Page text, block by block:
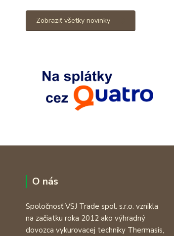
Zobraziť všetky novinky
O nás
Spoločnosť VSJ Trade spol. s.r.o. vznikla
na začiatku roka 2012 ako výhradný
dovozca vykurovacej techniky Thermasis,